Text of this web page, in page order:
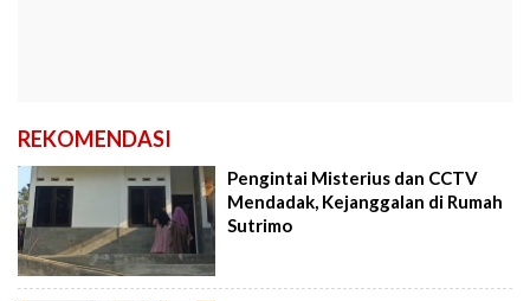
REKOMENDASI
Pengintai Misterius dan CCTV
Mendadak, Kejanggalan di Rumah
Sutrimo